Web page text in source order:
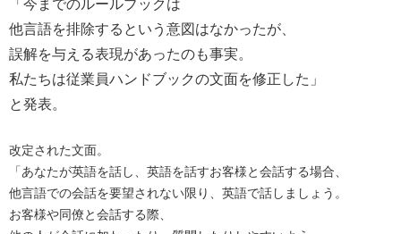
「今までのルールブックは
他言語を排除するという意図はなかったが、
誤解を与える表現があったのも事実。
私たちは従業員ハンドブックの文面を修正した」
と発表。
改定された文面。
「あなたが英語を話し、英語を話すお客様と会話する場合、
他言語での会話を要望されない限り、英語で話しましょう。
お客様や同僚と会話する際、